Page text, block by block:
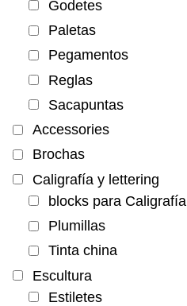
Godetes
Paletas
Pegamentos
Reglas
Sacapuntas
Accessories
Brochas
Caligrafía y lettering
blocks para Caligrafía
Plumillas
Tinta china
Escultura
Estiletes